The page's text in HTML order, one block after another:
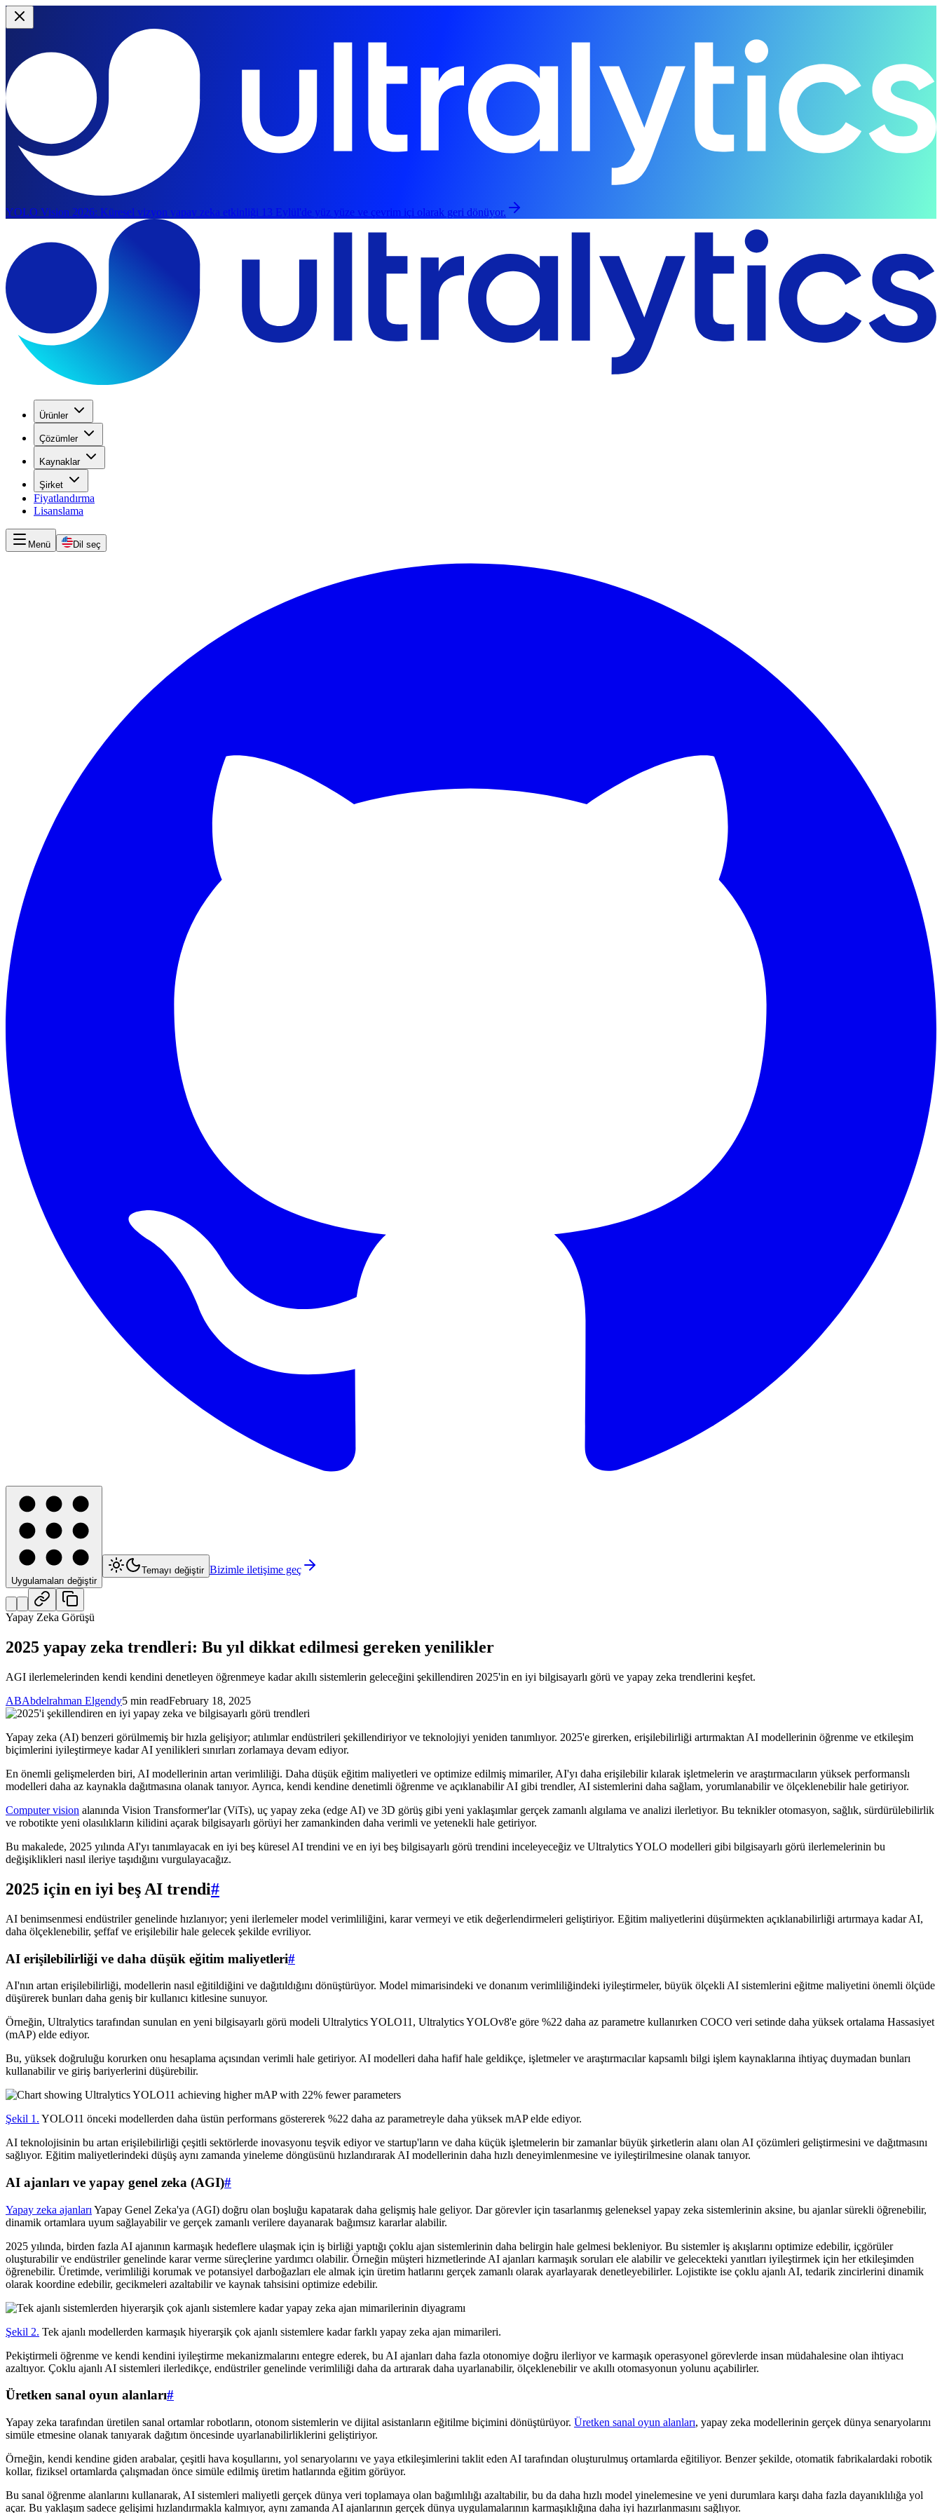
YOLO Vision 2026: Küresel vizyon yapay zeka etkinliği 13 Eylül'de yüz yüze ve çevrim içi olarak geri dönüyor.
Ürünler
Çözümler
Kaynaklar
Şirket
Fiyatlandırma
Lisanslama
Menü Dil seç
Uygulamaları değiştir
Temayı değiştir Bizimle iletişime geç
Yapay Zeka Görüşü
2025 yapay zeka trendleri: Bu yıl dikkat edilmesi gereken yenilikler
AGI ilerlemelerinden kendi kendini denetleyen öğrenmeye kadar akıllı sistemlerin geleceğini şekillendiren 2025'in en iyi bilgisayarlı görü ve yapay zeka trendlerini keşfet.
ABAbdelrahman Elgendy5 min readFebruary 18, 2025
Yapay zeka (AI) benzeri görülmemiş bir hızla gelişiyor; atılımlar endüstrileri şekillendiriyor ve teknolojiyi yeniden tanımlıyor. 2025'e girerken, erişilebilirliği artırmaktan AI modellerinin öğrenme ve etkileşim
biçimlerini iyileştirmeye kadar AI yenilikleri sınırları zorlamaya devam ediyor.
En önemli gelişmelerden biri, AI modellerinin artan verimliliği. Daha düşük eğitim maliyetleri ve optimize edilmiş mimariler, AI'yı daha erişilebilir kılarak işletmelerin ve araştırmacıların yüksek performanslı
modelleri daha az kaynakla dağıtmasına olanak tanıyor. Ayrıca, kendi kendine denetimli öğrenme ve açıklanabilir AI gibi trendler, AI sistemlerini daha sağlam, yorumlanabilir ve ölçeklenebilir hale getiriyor.
Computer vision alanında Vision Transformer'lar (ViTs), uç yapay zeka (edge AI) ve 3D görüş gibi yeni yaklaşımlar gerçek zamanlı algılama ve analizi ilerletiyor. Bu teknikler otomasyon, sağlık, sürdürülebilirlik
ve robotikte yeni olasılıkların kilidini açarak bilgisayarlı görüyi her zamankinden daha verimli ve yetenekli hale getiriyor.
Bu makalede, 2025 yılında AI'yı tanımlayacak en iyi beş küresel AI trendini ve en iyi beş bilgisayarlı görü trendini inceleyeceğiz ve Ultralytics YOLO modelleri gibi bilgisayarlı görü ilerlemelerinin bu
değişiklikleri nasıl ileriye taşıdığını vurgulayacağız.
2025 için en iyi beş AI trendi#
AI benimsenmesi endüstriler genelinde hızlanıyor; yeni ilerlemeler model verimliliğini, karar vermeyi ve etik değerlendirmeleri geliştiriyor. Eğitim maliyetlerini düşürmekten açıklanabilirliği artırmaya kadar AI,
daha ölçeklenebilir, şeffaf ve erişilebilir hale gelecek şekilde evriliyor.
AI erişilebilirliği ve daha düşük eğitim maliyetleri#
AI'nın artan erişilebilirliği, modellerin nasıl eğitildiğini ve dağıtıldığını dönüştürüyor. Model mimarisindeki ve donanım verimliliğindeki iyileştirmeler, büyük ölçekli AI sistemlerini eğitme maliyetini önemli ölçüde
düşürerek bunları daha geniş bir kullanıcı kitlesine sunuyor.
Örneğin, Ultralytics tarafından sunulan en yeni bilgisayarlı görü modeli Ultralytics YOLO11, Ultralytics YOLOv8'e göre %22 daha az parametre kullanırken COCO veri setinde daha yüksek ortalama Hassasiyet
(mAP) elde ediyor.
Bu, yüksek doğruluğu korurken onu hesaplama açısından verimli hale getiriyor. AI modelleri daha hafif hale geldikçe, işletmeler ve araştırmacılar kapsamlı bilgi işlem kaynaklarına ihtiyaç duymadan bunları
kullanabilir ve giriş bariyerlerini düşürebilir.
Şekil 1. YOLO11 önceki modellerden daha üstün performans göstererek %22 daha az parametreyle daha yüksek mAP elde ediyor.
AI teknolojisinin bu artan erişilebilirliği çeşitli sektörlerde inovasyonu teşvik ediyor ve startup'ların ve daha küçük işletmelerin bir zamanlar büyük şirketlerin alanı olan AI çözümleri geliştirmesini ve dağıtmasını
sağlıyor. Eğitim maliyetlerindeki düşüş aynı zamanda yineleme döngüsünü hızlandırarak AI modellerinin daha hızlı deneyimlenmesine ve iyileştirilmesine olanak tanıyor.
AI ajanları ve yapay genel zeka (AGI)#
Yapay zeka ajanları Yapay Genel Zeka'ya (AGI) doğru olan boşluğu kapatarak daha gelişmiş hale geliyor. Dar görevler için tasarlanmış geleneksel yapay zeka sistemlerinin aksine, bu ajanlar sürekli öğrenebilir,
dinamik ortamlara uyum sağlayabilir ve gerçek zamanlı verilere dayanarak bağımsız kararlar alabilir.
2025 yılında, birden fazla AI ajanının karmaşık hedeflere ulaşmak için iş birliği yaptığı çoklu ajan sistemlerinin daha belirgin hale gelmesi bekleniyor. Bu sistemler iş akışlarını optimize edebilir, içgörüler
oluşturabilir ve endüstriler genelinde karar verme süreçlerine yardımcı olabilir. Örneğin müşteri hizmetlerinde AI ajanları karmaşık soruları ele alabilir ve gelecekteki yanıtları iyileştirmek için her etkileşimden
öğrenebilir. Üretimde, verimliliği korumak ve potansiyel darboğazları ele almak için üretim hatlarını gerçek zamanlı olarak ayarlayarak denetleyebilirler. Lojistikte ise çoklu ajanlı AI, tedarik zincirlerini dinamik
olarak koordine edebilir, gecikmeleri azaltabilir ve kaynak tahsisini optimize edebilir.
Şekil 2. Tek ajanlı modellerden karmaşık hiyerarşik çok ajanlı sistemlere kadar farklı yapay zeka ajan mimarileri.
Pekiştirmeli öğrenme ve kendi kendini iyileştirme mekanizmalarını entegre ederek, bu AI ajanları daha fazla otonomiye doğru ilerliyor ve karmaşık operasyonel görevlerde insan müdahalesine olan ihtiyacı
azaltıyor. Çoklu ajanlı AI sistemleri ilerledikçe, endüstriler genelinde verimliliği daha da artırarak daha uyarlanabilir, ölçeklenebilir ve akıllı otomasyonun yolunu açabilirler.
Üretken sanal oyun alanları#
Yapay zeka tarafından üretilen sanal ortamlar robotların, otonom sistemlerin ve dijital asistanların eğitilme biçimini dönüştürüyor. Üretken sanal oyun alanları, yapay zeka modellerinin gerçek dünya senaryolarını
simüle etmesine olanak tanıyarak dağıtım öncesinde uyarlanabilirliklerini geliştiriyor.
Örneğin, kendi kendine giden arabalar, çeşitli hava koşullarını, yol senaryolarını ve yaya etkileşimlerini taklit eden AI tarafından oluşturulmuş ortamlarda eğitiliyor. Benzer şekilde, otomatik fabrikalardaki robotik
kollar, fiziksel ortamlarda çalışmadan önce simüle edilmiş üretim hatlarında eğitim görüyor.
Bu sanal öğrenme alanlarını kullanarak, AI sistemleri maliyetli gerçek dünya veri toplamaya olan bağımlılığı azaltabilir, bu da daha hızlı model yinelemesine ve yeni durumlara karşı daha fazla dayanıklılığa yol
açar. Bu yaklaşım sadece gelişimi hızlandırmakla kalmıyor, aynı zamanda AI ajanlarının gerçek dünya uygulamalarının karmaşıklığına daha iyi hazırlanmasını sağlıyor.